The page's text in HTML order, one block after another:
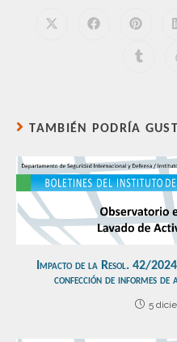
TAMBIÉN PODRÍA
Impacto de la Resol. 42/
confección de informes de
5